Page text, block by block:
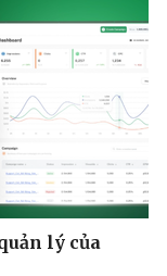
lý của